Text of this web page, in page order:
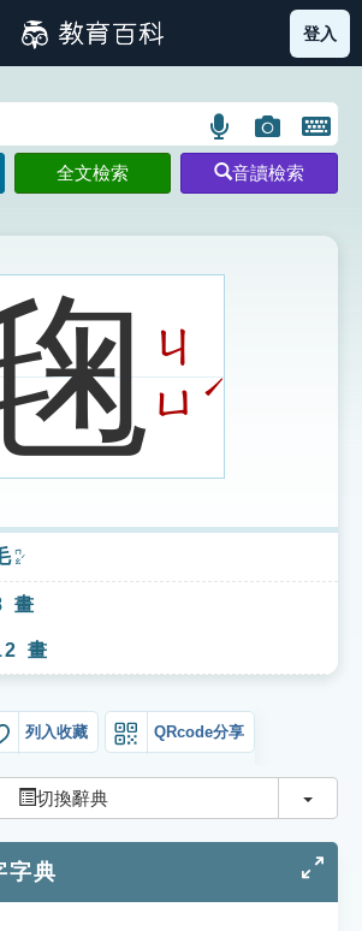
筆畫索引圖示 部首索引表圖示
登入
語
言
搜
示
圖
片
搜
開
鍵
圖
全文檢索 音讀檢索
ㄐ
ㄩˊ
ㄇㄠˊ
畫
畫
列入收藏 QRcode分享
切換辭典 切換
字典